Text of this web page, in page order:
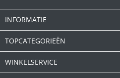
INFORMATIE
TOPCATEGORIEËN
WINKELSERVICE